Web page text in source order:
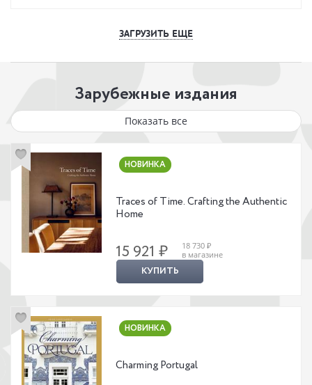
ЗАГРУЗИТЬ ЕЩЕ
Зарубежные издания
Показать все
НОВИНКА
Traces of Time. Crafting the Authentic
Home
15 921 ₽
18 730 ₽
в магазине
КУПИТЬ
НОВИНКА
Charming Portugal